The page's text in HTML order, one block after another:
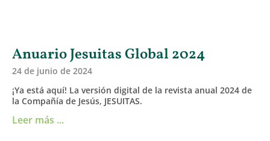
Anuario Jesuitas Global 2024
24 de junio de 2024
¡Ya está aquí! La versión digital de la revista anual 2024 de
la Compañía de Jesús, JESUITAS.
Leer más ...